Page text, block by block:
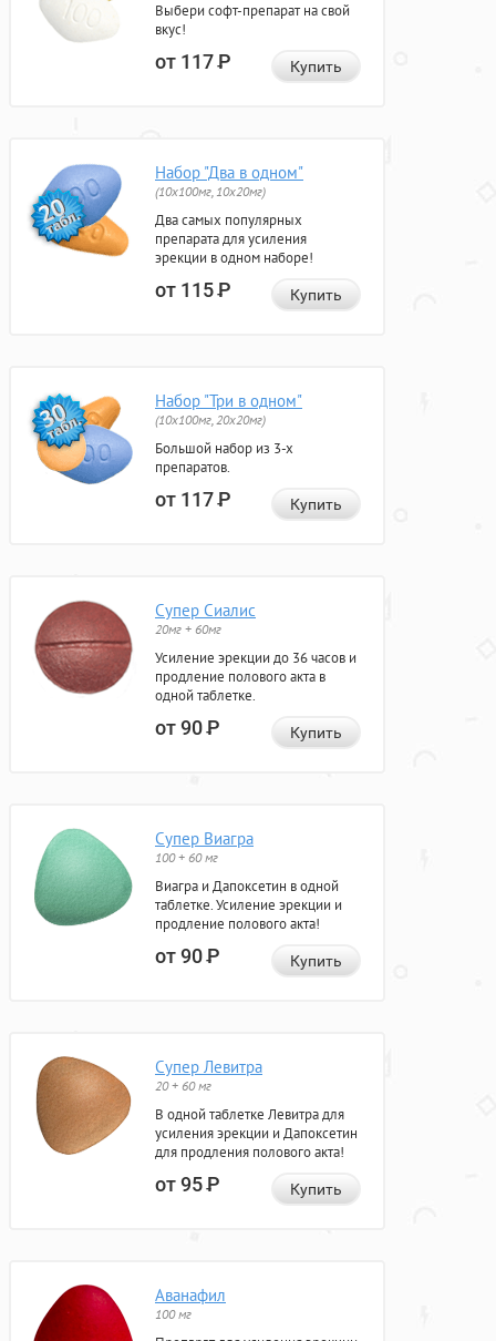
Выбери софт-препарат на свой
вкус!
от 117Р Купить
Набор "Два в одном"
(10x100мг, 10x20мг)
Два самых популярных
препарата для усиления
эрекции в одном наборе!
от 115Р Купить
Набор "Три в одном"
(10x100мг, 20x20мг)
Большой набор из 3-х
препаратов.
от 117Р Купить
Супер Сиалис
20мг + 60мг
Усиление эрекции до 36 часов и
продление полового акта в
одной таблетке.
от 90Р Купить
Супер Виагра
100 + 60 мг
Виагра и Дапоксетин в одной
таблетке. Усиление эрекции и
продление полового акта!
от 90Р Купить
Супер Левитра
20 + 60 мг
В одной таблетке Левитра для
усиления эрекции и Дапоксетин
для продления полового акта!
от 95Р Купить
Аванафил
100 мг